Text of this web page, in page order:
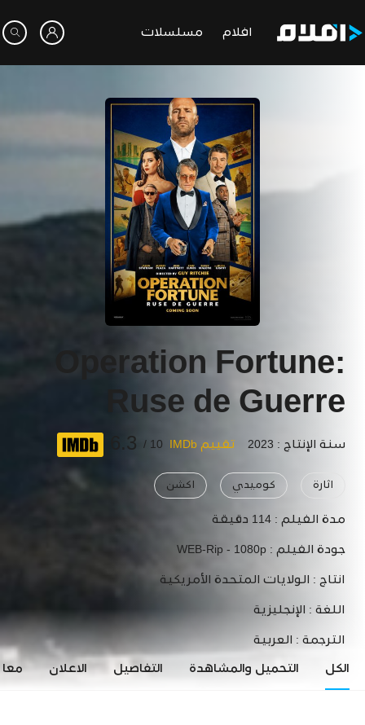
افلام مسلسلات
Operation Fortune:
Ruse de Guerre
سنة الإنتاج : 2023 تقييم IMDb 10 /
6.3
اثارة كوميدي اكشن
مدة الفيلم : 114 دقيقة
جودة الفيلم : WEB-Rip - 1080p
انتاج : الولايات المتحدة الأمريكية
اللغة : الإنجليزية
الترجمة : العربية
الكل التحميل والمشاهدة التفاصيل الاعلان